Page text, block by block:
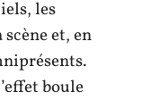
les
et, en
boule